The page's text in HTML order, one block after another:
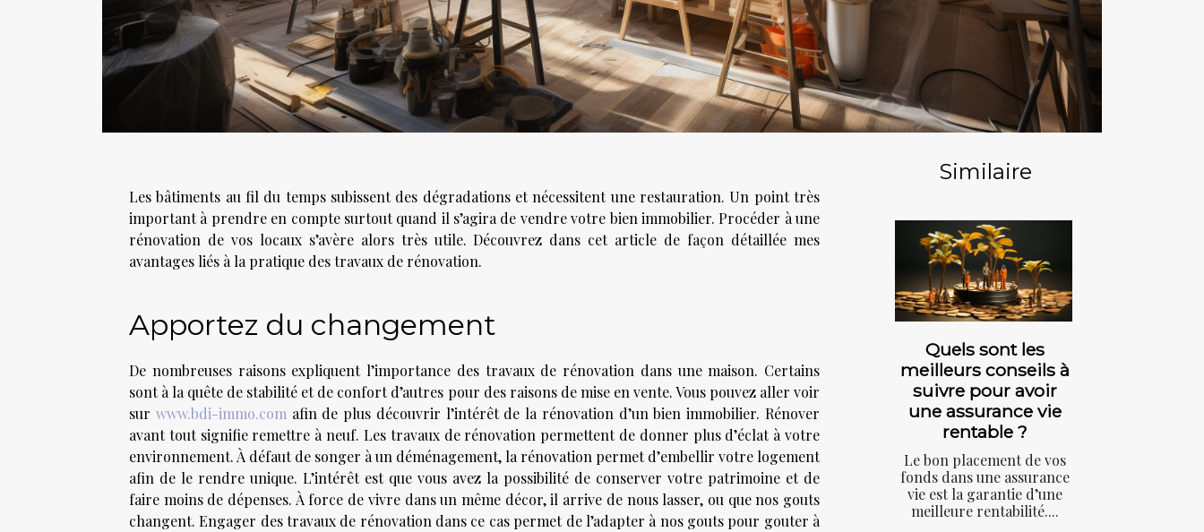
Les bâtiments au fil du temps subissent des dégradations et nécessitent une restauration. Un point très
important à prendre en compte surtout quand il s’agira de vendre votre bien immobilier. Procéder à une
rénovation de vos locaux s’avère alors très utile. Découvrez dans cet article de façon détaillée mes
avantages liés à la pratique des travaux de rénovation.
Apportez du changement
De nombreuses raisons expliquent l’importance des travaux de rénovation dans une maison. Certains
sont à la quête de stabilité et de confort d’autres pour des raisons de mise en vente. Vous pouvez aller voir
sur www.bdi-immo.com afin de plus découvrir l’intérêt de la rénovation d’un bien immobilier. Rénover
avant tout signifie remettre à neuf. Les travaux de rénovation permettent de donner plus d’éclat à votre
environnement. À défaut de songer à un déménagement, la rénovation permet d’embellir votre logement
afin de le rendre unique. L’intérêt est que vous avez la possibilité de conserver votre patrimoine et de
faire moins de dépenses. À force de vivre dans un même décor, il arrive de nous lasser, ou que nos gouts
changent. Engager des travaux de rénovation dans ce cas permet de l’adapter à nos gouts pour gouter à
Similaire
Quels sont les
meilleurs conseils à
suivre pour avoir
une assurance vie
rentable ?
Le bon placement de vos
fonds dans une assurance
vie est la garantie d’une
meilleure rentabilité....